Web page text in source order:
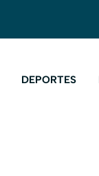
DEPORTES